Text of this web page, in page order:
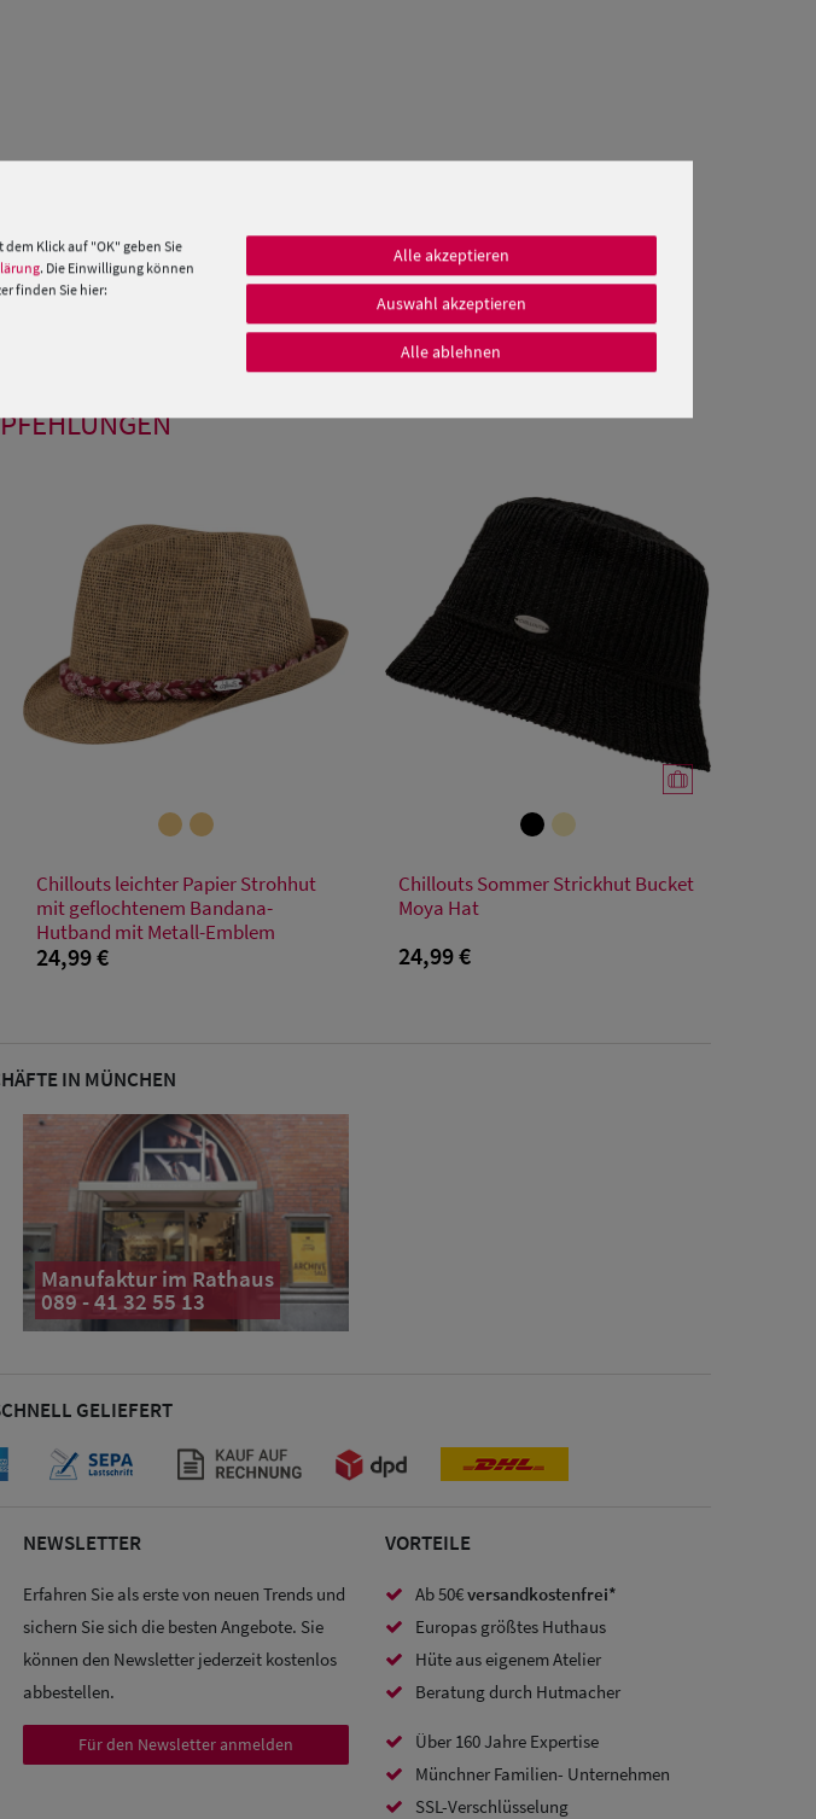
S L
Chillouts leichter Papier Strohhut
mit geflochtenem Bandana-
Hutband mit Metall-Emblem
24,99 €
Chillouts Sommer Strickhut Bucket
Moya Hat
24,99 €
IN MÜNCHEN
Manufaktur im Rathaus
089 - 41 32 55 13
GELIEFERT
NEWSLETTER
Erfahren Sie als erste von neuen Trends und
sichern Sie sich die besten Angebote. Sie
können den Newsletter jederzeit kostenlos
abbestellen.
Für den Newsletter anmelden
VORTEILE
Ab 50€versandkostenfrei*
Europas größtes Huthaus
Hüte aus eigenem Atelier
Beratung durch Hutmacher
Über 160 Jahre Expertise
Münchner Familien- Unternehmen
SSL-Verschlüsselung
Klick auf "OK" geben Sie
. Die Einwilligung können
finden Sie hier:
Alle akzeptieren
Auswahl akzeptieren
Alle ablehnen